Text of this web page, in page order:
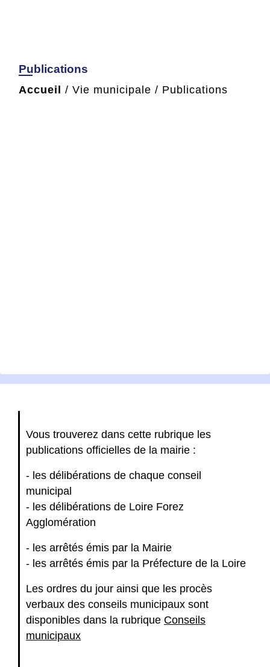
Publications
Accueil / Vie municipale / Publications
Vous trouverez dans cette rubrique les
publications officielles de la mairie :
- les délibérations de chaque conseil
municipal
- les délibérations de Loire Forez
Agglomération
- les arrêtés émis par la Mairie
- les arrêtés émis par la Préfecture de la Loire
Les ordres du jour ainsi que les procès
verbaux des conseils municipaux sont
disponibles dans la rubrique Conseils
municipaux